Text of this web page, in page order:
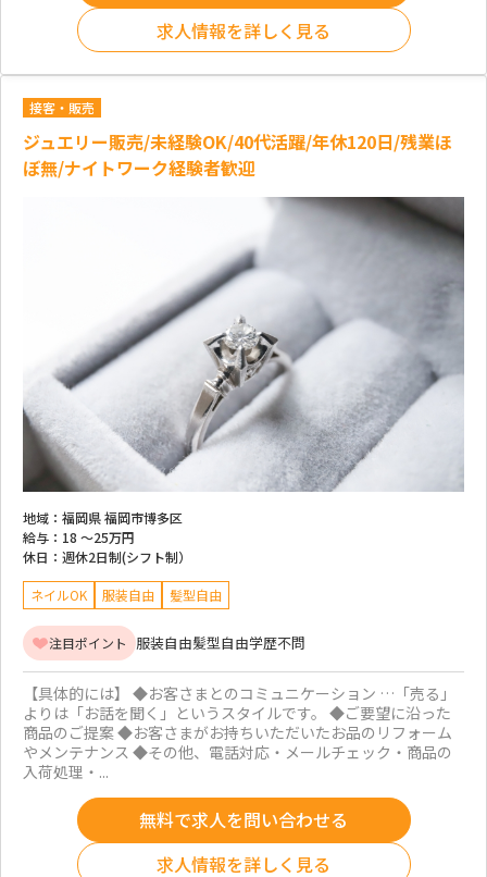
求人情報を詳しく見る
接客・販売
ジュエリー販売/未経験OK/40代活躍/年休120日/残業ほ
ぼ無/ナイトワーク経験者歓迎
地域： 福岡県 福岡市博多区
給与： 18 ～25万円
休日： 週休2日制(シフト制）
ネイルOK 服装自由 髪型自由
注目ポイント 服装自由髪型自由学歴不問
【具体的には】 ◆お客さまとのコミュニケーション …「売る」
よりは「お話を聞く」というスタイルです。 ◆ご要望に沿った
商品のご提案 ◆お客さまがお持ちいただいたお品のリフォーム
やメンテナンス ◆その他、電話対応・メールチェック・商品の
入荷処理・...
無料で求人を問い合わせる
求人情報を詳しく見る